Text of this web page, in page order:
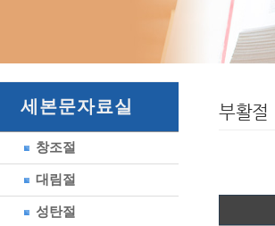
세본문자료실
창조절
대림절
성탄절
부활절